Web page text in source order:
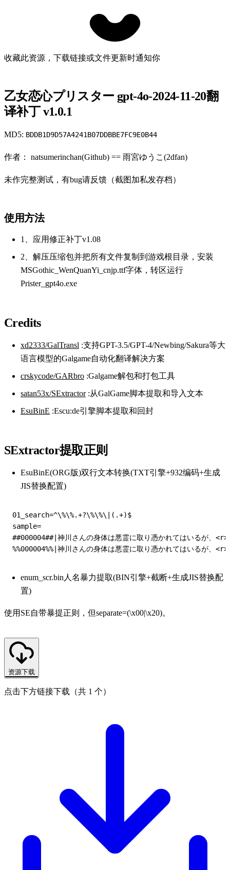
收藏此资源，下载链接或文件更新时通知你
乙女恋心プリスター gpt-4o-2024-11-20翻
译补丁 v1.0.1
MD5: BDDB1D9D57A4241B07DDBBE7FC9E0B44
作者： natsumerinchan(Github) == 雨宮ゆうこ(2dfan)
未作完整测试，有bug请反馈（截图加私发存档）
使用方法
1、应用修正补丁v1.08
2、解压压缩包并把所有文件复制到游戏根目录，安装
MSGothic_WenQuanYi_cnjp.ttf字体，转区运行
Prister_gpt4o.exe
Credits
xd2333/GalTransl :支持GPT-3.5/GPT-4/Newbing/Sakura等大
语言模型的Galgame自动化翻译解决方案
crskycode/GARbro :Galgame解包和打包工具
satan53x/SExtractor:从GalGame脚本提取和导入文本
EsuBinE :Escu:de引擎脚本提取和回封
SExtractor提取正则
EsuBinE(ORG版)双行文本转换(TXT引擎+932编码+生成
JIS替换配置)
01_search=^\%\%.+?\%\%\|(.+)$
sample=
##000004##|神川さんの身体は悪霊に取り憑かれてはいるが、
enum_scr.bin人名暴力提取(BIN引擎+截断+生成JIS替换配
置)
使用SE自带暴提正则，但separate=(\x00|\x20)。
资源下载
点击下方链接下载（共 1 个）